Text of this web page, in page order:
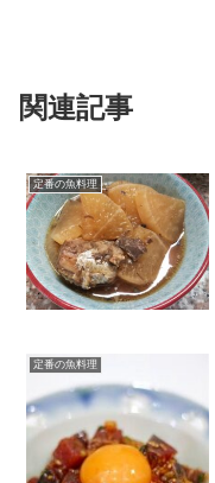
関連記事
定番の魚料理
定番の魚料理